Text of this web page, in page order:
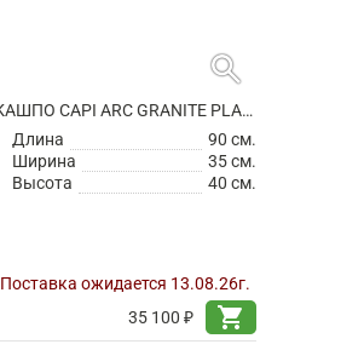
search
КАШПО CAPI ARC GRANITE PLANTER RECTANGLE WARM TAUPE
Длина
90 см.
Ширина
35 см.
Высота
40 см.
Поставка ожидается 13.08.26г.
35 100 ₽
shopping_cart